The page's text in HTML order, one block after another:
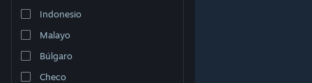
Indonesio
Malayo
Búlgaro
Checo